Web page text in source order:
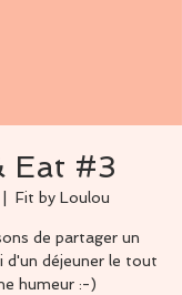
Eat #3
Fit by Loulou
de partager un
déjeuner le tout
humeur :-)